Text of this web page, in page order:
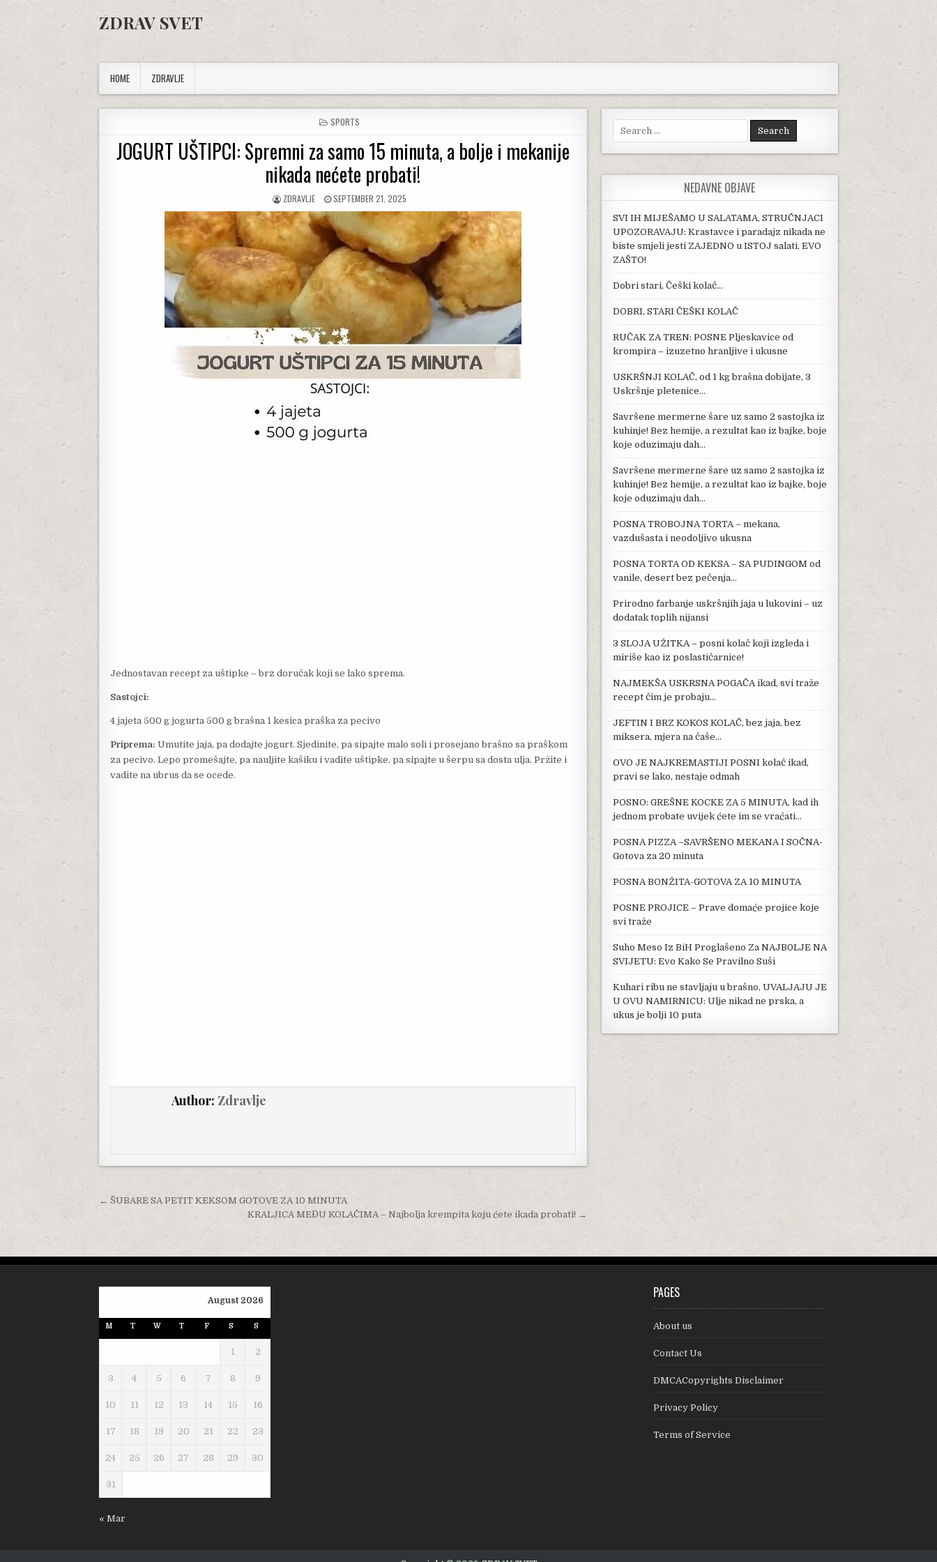
Skip to content
ZDRAV SVET
HOME ZDRAVLJE
POSTED IN
SPORTS
JOGURT UŠTIPCI: Spremni za samo 15 minuta, a bolje i mekanije
nikada nećete probati!
AUTHOR:
ZDRAVLJE PUBLISHED DATE:
SEPTEMBER 21, 2025
Jednostavan recept za uštipke – brz doručak koji se lako sprema.
Sastojci:
4 jajeta 500 g jogurta 500 g brašna 1 kesica praška za pecivo
Priprema: Umutite jaja, pa dodajte jogurt. Sjedinite, pa sipajte malo soli i prosejano brašno sa praškom
za pecivo. Lepo promešajte, pa nauljite kašiku i vadite uštipke, pa sipajte u šerpu sa dosta ulja. Pržite i
vadite na ubrus da se ocede.
Author: Zdravlje
Post navigation
← ŠUBARE SA PETIT KEKSOM GOTOVE ZA 10 MINUTA
KRALJICA MEĐU KOLAČIMA – Najbolja krempita koju ćete ikada probati! →
Search for:
NEDAVNE OBJAVE
SVI IH MIJEŠAMO U SALATAMA, STRUČNJACI
UPOZORAVAJU: Krastavce i paradajz nikada ne
biste smjeli jesti ZAJEDNO u ISTOJ salati, EVO
ZAŠTO!
Dobri stari, Češki kolač…
DOBRI, STARI ČEŠKI KOLAČ
RUČAK ZA TREN: POSNE Pljeskavice od
krompira – izuzetno hranljive i ukusne
USKRŠNJI KOLAČ, od 1 kg brašna dobijate, 3
Uskršnje pletenice…
Savršene mermerne šare uz samo 2 sastojka iz
kuhinje! Bez hemije, a rezultat kao iz bajke, boje
koje oduzimaju dah…
Savršene mermerne šare uz samo 2 sastojka iz
kuhinje! Bez hemije, a rezultat kao iz bajke, boje
koje oduzimaju dah…
POSNA TROBOJNA TORTA – mekana,
vazdušasta i neodoljivo ukusna
POSNA TORTA OD KEKSA – SA PUDINGOM od
vanile, desert bez pečenja…
Prirodno farbanje uskršnjih jaja u lukovini – uz
dodatak toplih nijansi
3 SLOJA UŽITKA – posni kolač koji izgleda i
miriše kao iz poslastičarnice!
NAJMEKŠA USKRSNA POGAČA ikad, svi traže
recept čim je probaju…
JEFTIN I BRZ KOKOS KOLAČ, bez jaja, bez
miksera, mjera na čaše…
OVO JE NAJKREMASTIJI POSNI kolač ikad,
pravi se lako, nestaje odmah
POSNO: GREŠNE KOCKE ZA 5 MINUTA, kad ih
jednom probate uvijek ćete im se vraćati…
POSNA PIZZA –SAVRŠENO MEKANA I SOČNA-
Gotova za 20 minuta
POSNA BONŽITA-GOTOVA ZA 10 MINUTA
POSNE PROJICE – Prave domaće projice koje
svi traže
Suho Meso Iz BiH Proglašeno Za NAJB0LJE NA
SVIJETU: Evo Kako Se Pravilno Suši
Kuhari ribu ne stavljaju u brašno, UVALJAJU JE
U OVU NAMIRNICU: Ulje nikad ne prska, a
ukus je bolji 10 puta
August 2026
M T W T F S S
1 2
3 4 5 6 7 8 9
10 11 12 13 14 15 16
17 18 19 20 21 22 23
24 25 26 27 28 29 30
31
« Mar
PAGES
About us
Contact Us
DMCACopyrights Disclaimer
Privacy Policy
Terms of Service